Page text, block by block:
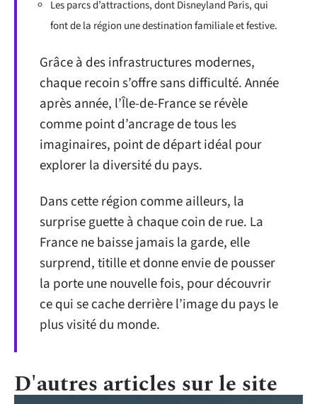
Les parcs d’attractions, dont Disneyland Paris, qui
font de la région une destination familiale et festive.
Grâce à des infrastructures modernes,
chaque recoin s’offre sans difficulté. Année
après année, l’Île-de-France se révèle
comme point d’ancrage de tous les
imaginaires, point de départ idéal pour
explorer la diversité du pays.
Dans cette région comme ailleurs, la
surprise guette à chaque coin de rue. La
France ne baisse jamais la garde, elle
surprend, titille et donne envie de pousser
la porte une nouvelle fois, pour découvrir
ce qui se cache derrière l’image du pays le
plus visité du monde.
D'autres articles sur le site